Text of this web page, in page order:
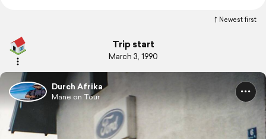
Newest first
Trip start
March 3, 1990
Durch Afrika
Mane on Tour